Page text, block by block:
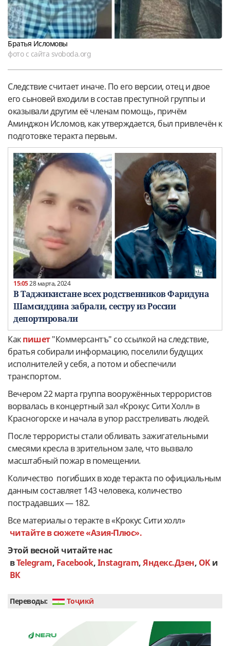
Братья Исломовы
фото с сайта svoboda.org
Следствие считает иначе. По его версии, отец и двое
его сыновей входили в состав преступной группы и
оказывали другим её членам помощь, причём
Аминджон Исломов, как утверждается, был привлечён к
подготовке теракта первым.
15:0528 марта, 2024
В Таджикистане всех родственников Фаридуна
Шамсиддина забрали, сестру из России
депортировали
Какпишет"Коммерсантъ" со ссылкой на следствие,
братья собирали информацию, поселили будущих
исполнителей у себя, а потом и обеспечили
транспортом.
Вечером 22 марта группа вооружённых террористов
ворвалась в концертный зал «Крокус Сити Холл» в
Красногорске и начала в упор расстреливать людей.
После террористы стали обливать зажигательными
смесями кресла в зрительном зале, что вызвало
масштабный пожар в помещении.
Количество погибших в ходе теракта по официальным
данным составляет 143 человека, количество
пострадавших — 182.
Все материалы о теракте в «Крокус Сити холл»
читайте в сюжете «Азия-Плюс».
Этой весной читайте нас
вTelegram, Facebook,Instagram,Яндекс.Дзен, OKи
ВК
Переводы: Тоҷикӣ